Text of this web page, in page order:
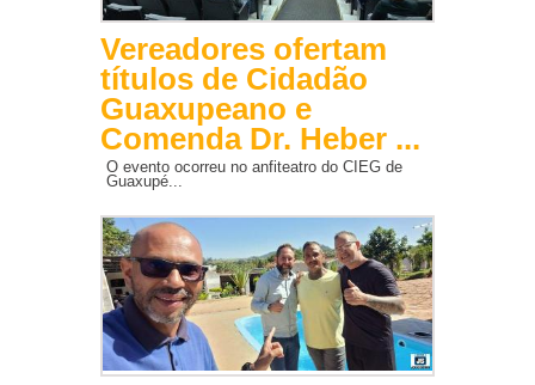
Vereadores ofertam
títulos de Cidadão
Guaxupeano e
Comenda Dr. Heber ...
O evento ocorreu no anfiteatro do CIEG de
Guaxupé...